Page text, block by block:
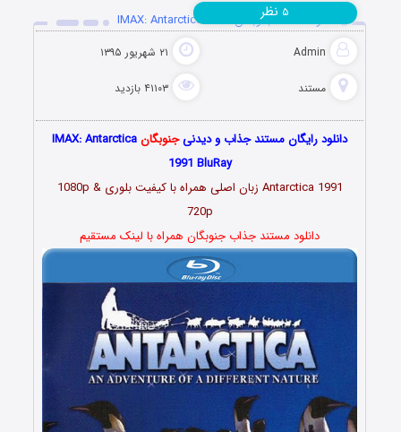
دانلود مستند جنوبگان IMAX: Antarctica 1991
Admin ۲۱ شهریور ۱۳۹۵
مستند ۴۱۱۰۳ بازدید
۵ نظر
دانلود رایگان مستند جذاب و دیدنیجنوبگانIMAX: Antarctica
1991 BluRay
Antarctica 1991 زبان اصلی همراه با کیفیت بلوری 1080p &
720p
دانلود مستند جذاب جنوبگان همراه با لینک مستقیم